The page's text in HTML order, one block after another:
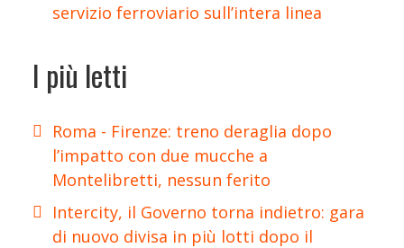
servizio ferroviario sull’intera linea
I più letti
Roma - Firenze: treno deraglia dopo
l’impatto con due mucche a
Montelibretti, nessun ferito
Intercity, il Governo torna indietro: gara
di nuovo divisa in più lotti dopo il